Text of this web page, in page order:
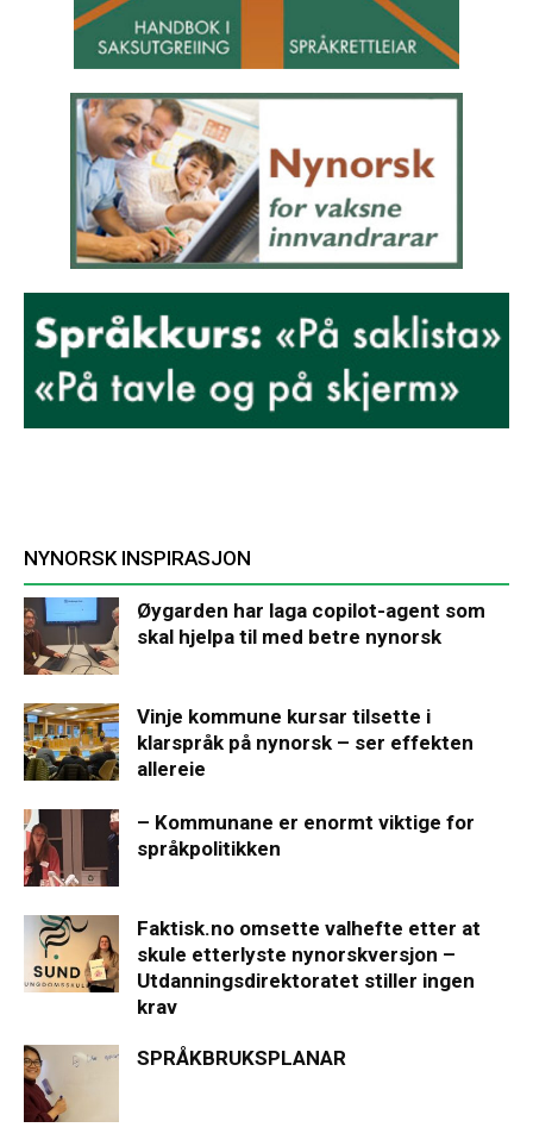
NYNORSK INSPIRASJON
Øygarden har laga copilot-agent som
skal hjelpa til med betre nynorsk
Vinje kommune kursar tilsette i
klarspråk på nynorsk – ser effekten
allereie
– Kommunane er enormt viktige for
språkpolitikken
Faktisk.no omsette valhefte etter at
skule etterlyste nynorskversjon –
Utdanningsdirektoratet stiller ingen
krav
SPRÅKBRUKSPLANAR